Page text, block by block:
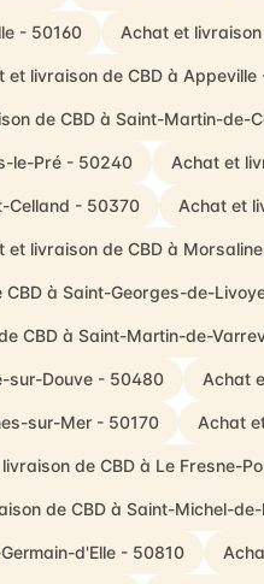
- 50160 Achat et
et livraison de CBD à
de CBD à Saint-Martin-de-
le-Pré - 50240 Achat et
Celland - 50370 Achat et
et livraison de CBD à
à Saint-Georges-de-
CBD à Saint-Martin-de-
sur-Douve - 50480 Achat
sur-Mer - 50170 Achat
de CBD à Le Fresne-
de CBD à Saint-Michel-
d'Elle - 50810